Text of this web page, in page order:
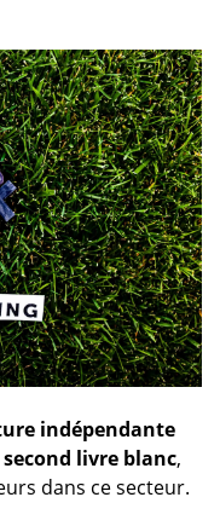
indépendante
livre blanc,
dans ce secteur.